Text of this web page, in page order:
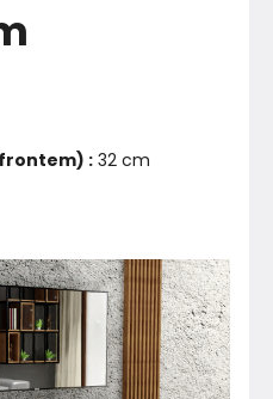
frontem) : 32 cm